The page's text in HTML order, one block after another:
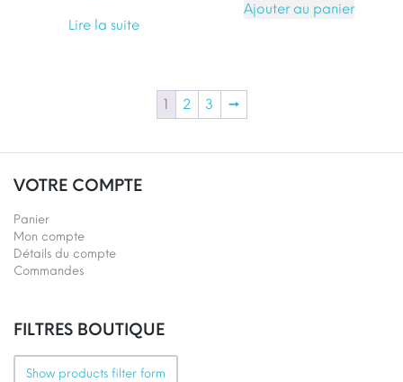
Lire la suite
Ajouter au panier
1 2 3 →
VOTRE COMPTE
Panier
Mon compte
Détails du compte
Commandes
FILTRES BOUTIQUE
Show products filter form